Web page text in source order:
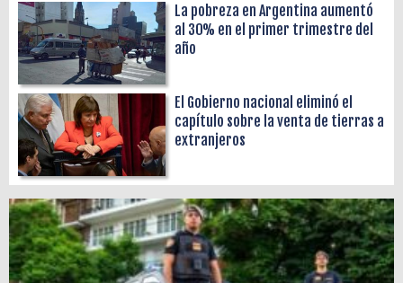
La pobreza en Argentina aumentó
al 30% en el primer trimestre del
año
El Gobierno nacional eliminó el
capítulo sobre la venta de tierras a
extranjeros